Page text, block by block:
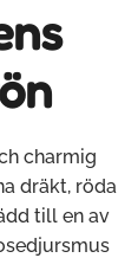
charmig
dräkt, röda
till en av